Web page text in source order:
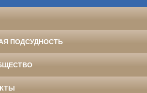
ПОДСУДНОСТЬ